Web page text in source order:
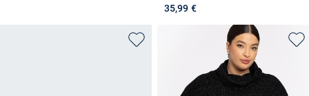
35,99 €